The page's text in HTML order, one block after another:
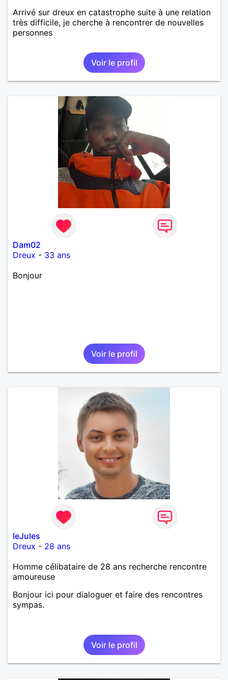
Arrivé sur dreux en catastrophe suite à une relation
très difficile, je cherche à rencontrer de nouvelles
personnes
Voir le profil
Dam02
Dreux - 33 ans
Bonjour
Voir le profil
leJules
Dreux - 28 ans
Homme célibataire de 28 ans recherche rencontre
amoureuse
Bonjour ici pour dialoguer et faire des rencontres
sympas.
Voir le profil